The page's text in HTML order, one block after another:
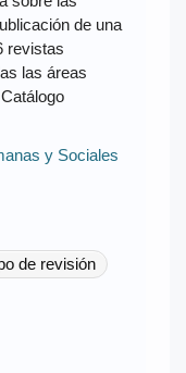
de una
revistas
las áreas
y Sociales
de revisión